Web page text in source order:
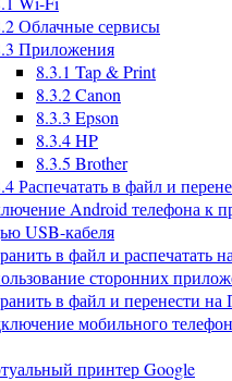
Облачные сервисы
Приложения
8.3.1 Tap & Print
8.3.2Canon
8.3.3 Epson
8.3.4HP
8.3.5 Brother
Распечатать в файл и
Android телефона к
USB-кабеля
в файл и распечатать
сторонних
в файл и перенести
мобильного
принтер Google